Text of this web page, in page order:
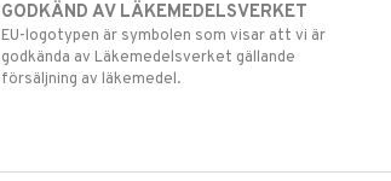
GODKÄND AV LÄKEMEDELSVERKET
EU-logotypen är symbolen som visar att vi är
godkända av Läkemedelsverket gällande
försäljning av läkemedel.